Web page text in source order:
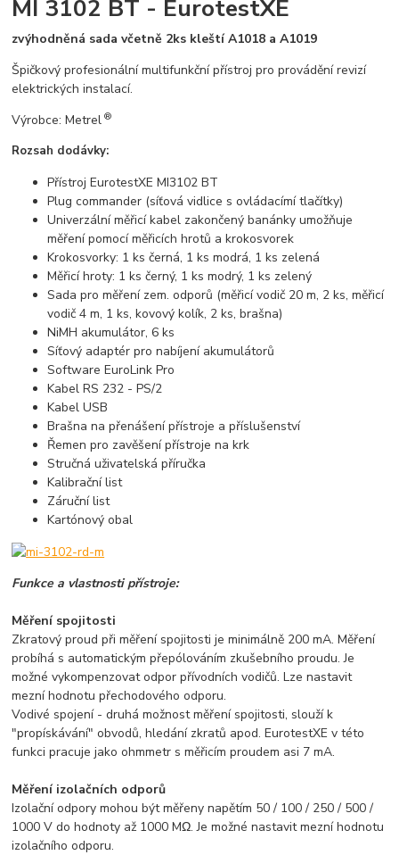
MI 3102 BT - EurotestXE
zvýhodněná sada včetně 2ks kleští A1018 a A1019
Špičkový profesionální multifunkční přístroj pro provádění revizí
elektrických instalací.
Výrobce: Metrel ®
Rozsah dodávky:
Přístroj EurotestXE MI3102 BT
Plug commander (síťová vidlice s ovládacímí tlačítky)
Univerzální měřicí kabel zakončený banánky umožňuje
měření pomocí měřicích hrotů a krokosvorek
Krokosvorky: 1 ks černá, 1 ks modrá, 1 ks zelená
Měřicí hroty: 1 ks černý, 1 ks modrý, 1 ks zelený
Sada pro měření zem. odporů (měřicí vodič 20 m, 2 ks, měřicí
vodič 4 m, 1 ks, kovový kolík, 2 ks, brašna)
NiMH akumulátor, 6 ks
Síťový adaptér pro nabíjení akumulátorů
Software EuroLink Pro
Kabel RS 232 - PS/2
Kabel USB
Brašna na přenášení přístroje a příslušenství
Řemen pro zavěšení přístroje na krk
Stručná uživatelská příručka
Kalibrační list
Záruční list
Kartónový obal
Funkce a vlastnosti přístroje:
Měření spojitosti
Zkratový proud při měření spojitosti je minimálně 200 mA. Měření
probíhá s automatickým přepólováním zkušebního proudu. Je
možné vykompenzovat odpor přívodních vodičů. Lze nastavit
mezní hodnotu přechodového odporu.
Vodivé spojení - druhá možnost měření spojitosti, slouží k
"propískávání" obvodů, hledání zkratů apod. EurotestXE v této
funkci pracuje jako ohmmetr s měřicím proudem asi 7 mA.
Měření izolačních odporů
Izolační odpory mohou být měřeny napětím 50 / 100 / 250 / 500 /
1000 V do hodnoty až 1000 MΩ. Je možné nastavit mezní hodnotu
izolačního odporu.